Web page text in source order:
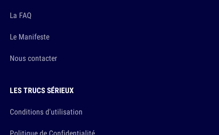
La FAQ
Le Manifeste
Nous contacter
LES TRUCS SÉRIEUX
Conditions d'utilisation